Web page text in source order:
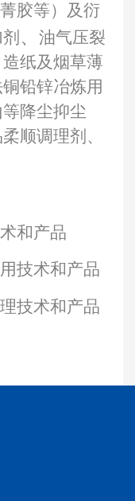
胶等）及衍
、 油气压裂
纸及烟草薄
铅锌冶炼用
降尘抑尘
顺调理剂、
和产品
技术和产品
技术和产品